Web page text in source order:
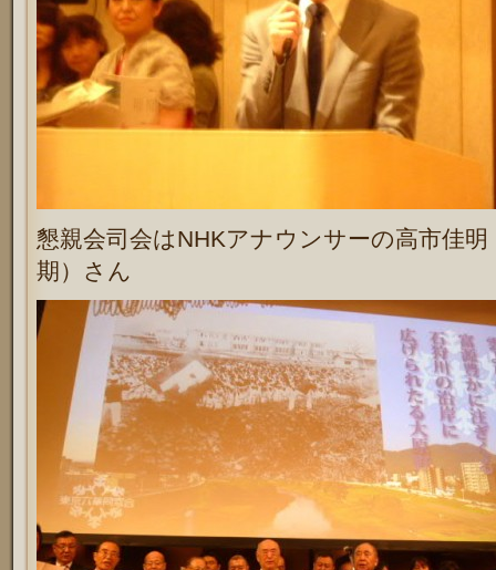
懇親会司会はNHKアナウンサーの高市佳明
期）さん